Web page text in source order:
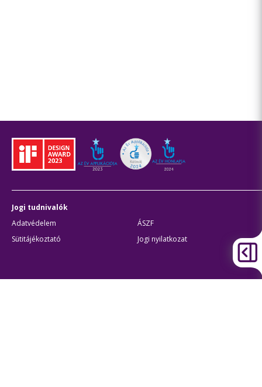
Jogi tudnivalók
Adatvédelem
ÁSZF
Sütitájékoztató
Jogi nyilatkozat